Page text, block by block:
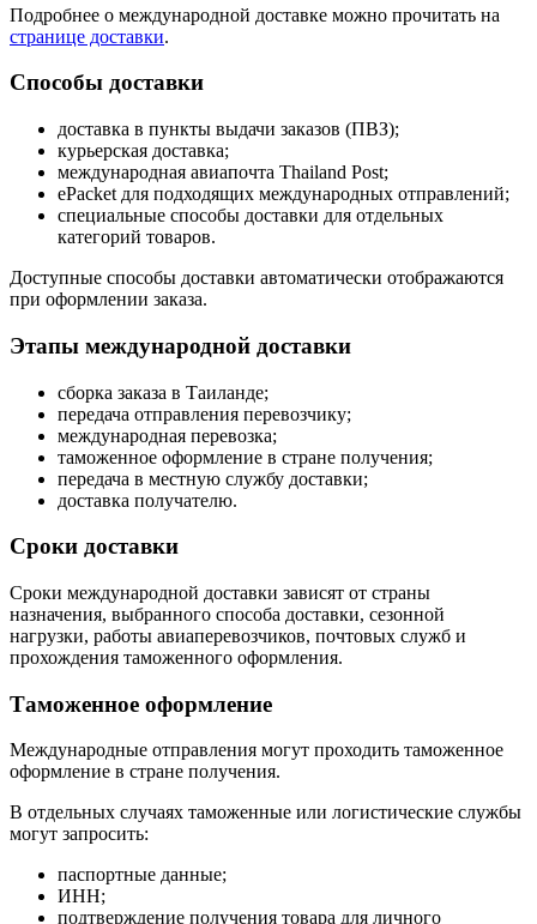
Подробнее о международной доставке можно прочитать на
странице доставки.
Способы доставки
доставка в пункты выдачи заказов (ПВЗ);
курьерская доставка;
международная авиапочта Thailand Post;
ePacket для подходящих международных отправлений;
специальные способы доставки для отдельных
категорий товаров.
Доступные способы доставки автоматически отображаются
при оформлении заказа.
Этапы международной доставки
сборка заказа в Таиланде;
передача отправления перевозчику;
международная перевозка;
таможенное оформление в стране получения;
передача в местную службу доставки;
доставка получателю.
Сроки доставки
Сроки международной доставки зависят от страны
назначения, выбранного способа доставки, сезонной
нагрузки, работы авиаперевозчиков, почтовых служб и
прохождения таможенного оформления.
Таможенное оформление
Международные отправления могут проходить таможенное
оформление в стране получения.
В отдельных случаях таможенные или логистические службы
могут запросить:
паспортные данные;
ИНН;
подтверждение получения товара для личного